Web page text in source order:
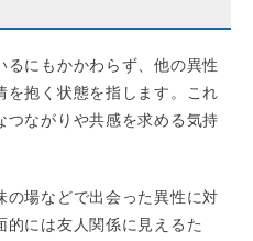
にもかかわらず、他の異性
を抱く状態を指します。これ
つながりや共感を求める気持
の場などで出会った異性に対
的には友人関係に見えるた